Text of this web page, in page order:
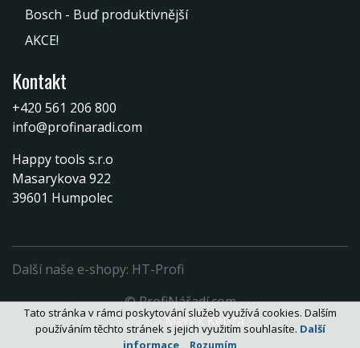
Bosch - Buď produktivnější
AKCE!
Kontakt
+420 561 206 800
info@profinaradi.com
Happy tools s.r.o
Masarykova 922
39601 Humpolec
Další naše e-shopy: HT-Profi
© ProfiNářadí.com
VytvořilMarek Kebza
Tato stránka v rámci poskytování služeb využívá cookies. Dalším
používáním těchto stránek s jejich využitím souhlasíte. Další
informace
Rozumím